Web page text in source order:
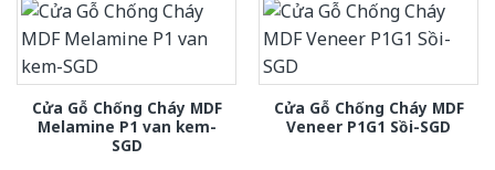
Cửa Gỗ Chống Cháy MDF
Melamine P1 van kem-
SGD
Cửa Gỗ Chống Cháy MDF
Veneer P1G1 Sồi-SGD